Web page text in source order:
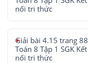
nối tri thức
Giải bài 4.15 trang 88
Toán 8 Tập 1 SGK Kết
nối tri thức